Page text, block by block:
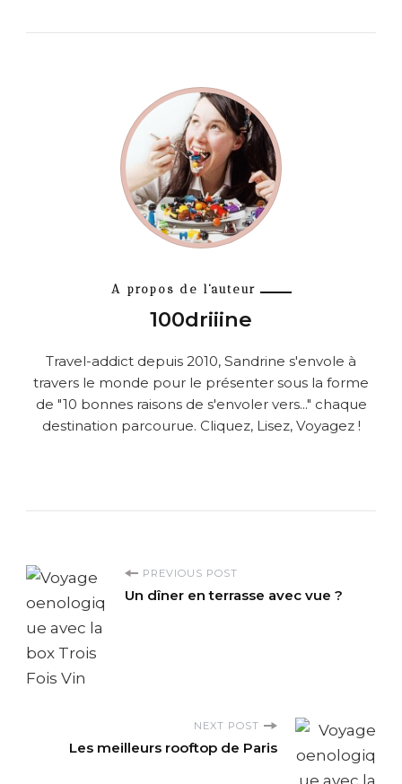
A propos de l'auteur
100driiine
Travel-addict depuis 2010, Sandrine s'envole à
travers le monde pour le présenter sous la forme
de "10 bonnes raisons de s'envoler vers..." chaque
destination parcourue. Cliquez, Lisez, Voyagez !
P
o
s
PREVIOUS POST
Un dîner en terrasse avec vue ?
NEXT POST
Les meilleurs rooftop de Paris